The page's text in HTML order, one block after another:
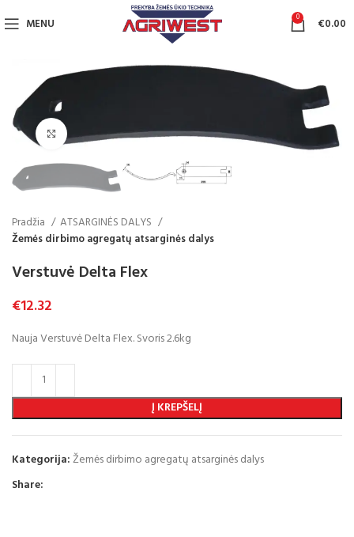
MENU 0 €0.00
Click to enlarge
Pradžia
ATSARGINĖS DALYS
Žemės dirbimo agregatų atsarginės dalys
Verstuvė Delta Flex
€12.32
Nauja Verstuvė Delta Flex. Svoris 2.6kg
Į KREPŠELĮ
Kategorija:Žemės dirbimo agregatų atsarginės dalys
Share: